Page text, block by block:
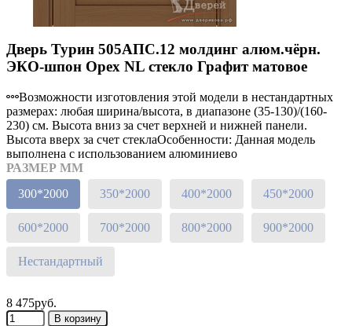
Дверь Турин 505AПC.12 молдинг алюм.чёрн.
ЭКО-шпон Орех NL стекло Графит матовое
Возможности изготовления этой модели в нестандартных
размерах: любая ширина/высота, в диапазоне (35-130)/(160-
230) см. Высота вниз за счет верхней и нижней панели.
Высота вверх за счет стеклаОсобенности: Данная модель
выполнена с использованием алюминиево
РАЗМЕР ММ
300*2000
350*2000 400*2000 450*2000
600*2000 700*2000 800*2000 900*2000
Нестандартный
8 475руб.